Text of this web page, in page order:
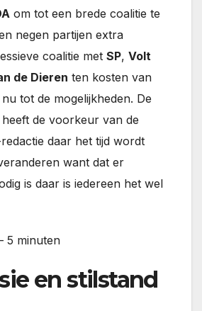
om tot een brede coalitie te
negen partijen extra
coalitie met SP, Volt
de Dieren ten kosten van
tot de mogelijkheden. De
de voorkeur van de
daar het tijd wordt
want dat er
is daar is iedereen het wel
5 minuten
en stilstand